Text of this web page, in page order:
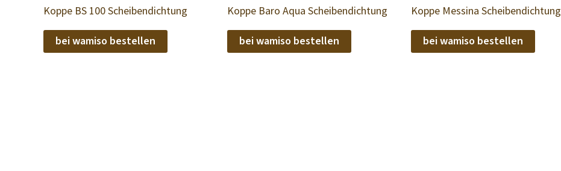
Koppe BS 100 Scheibendichtung
bei wamiso bestellen
Koppe Baro Aqua Scheibendichtung
bei wamiso bestellen
Koppe Messina Scheibendichtung
bei wamiso bestellen